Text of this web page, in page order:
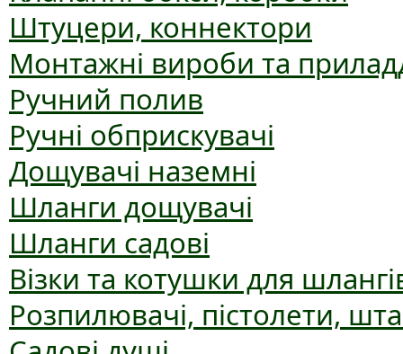
Штуцери, коннектори
Монтажні вироби та
Ручний полив
Ручні обприскувачі
Дощувачі наземні
Шланги дощувачі
Шланги садові
Візки та котушки для
Розпилювачі, пістолети,